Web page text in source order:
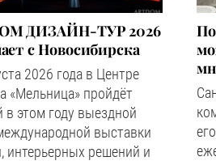
ДИЗАЙН-ТУР 2026
с Новосибирска
2026 года в Центре
«Мельница» пройдёт
в этом году выездной
выставки
интерьерных решений и